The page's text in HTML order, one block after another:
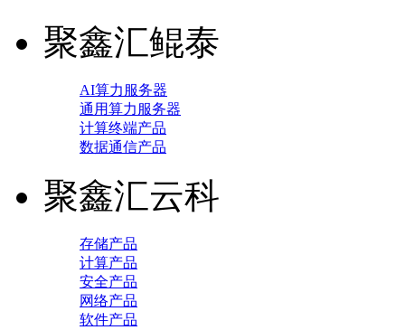
聚鑫汇鲲泰
AI算力服务器
通用算力服务器
计算终端产品
数据通信产品
聚鑫汇云科
存储产品
计算产品
安全产品
网络产品
软件产品